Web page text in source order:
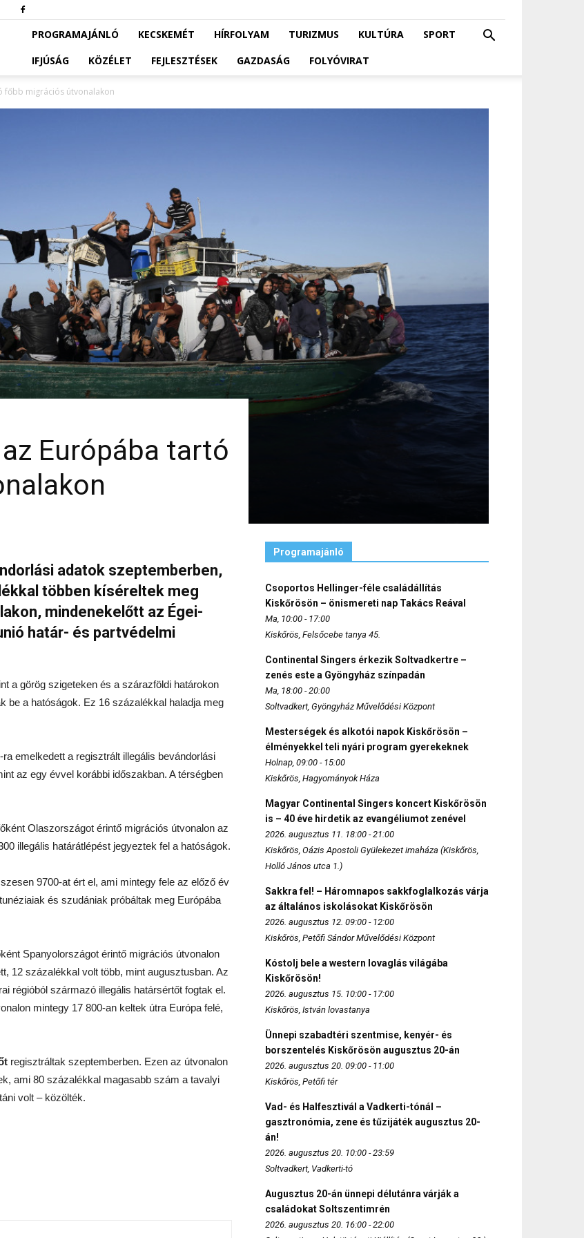
PROGRAMAJÁNLÓ KECSKEMÉT HÍRFOLYAM TURIZMUS KULTÚRA
SPORT
IFJÚSÁG
KÖZÉLET FEJLESZTÉSEK GAZDASÁG FOLYÓVIRAT
főbb migrációs útvonalakon
Európába tartó
adatok szeptemberben,
többen kíséreltek meg
mindenekelőtt az Égei-
határ- és partvédelmi
a görög szigeteken és a szárazföldi határokon
be a hatóságok. Ez 16 százalékkal haladja meg
emelkedett a regisztrált illegális bevándorlási
az egy évvel korábbi időszakban. A térségben
Olaszországot érintő migrációs útvonalon az
illegális határátlépést jegyeztek fel a hatóságok.
9700-at ért el, ami mintegy fele az előző év
és szudániak próbáltak meg Európába
Spanyolországot érintő migrációs útvonalon
12 százalékkal volt több, mint augusztusban. Az
régióból származó illegális határsértőt fogtak el.
mintegy 17 800-an keltek útra Európa felé,
regisztráltak szeptemberben. Ezen az útvonalon
ami 80 százalékkal magasabb szám a tavalyi
volt – közölték.
Programajánló
Csoportos Hellinger-féle családállítás
Kiskőrösön – önismereti nap Takács Reával
Ma, 10:00 - 17:00
Kiskőrös, Felsőcebe tanya 45.
Continental Singers érkezik Soltvadkertre –
zenés este a Gyöngyház színpadán
Ma, 18:00 - 20:00
Soltvadkert, Gyöngyház Művelődési Központ
Mesterségek és alkotói napok Kiskőrösön –
élményekkel teli nyári program gyerekeknek
Holnap, 09:00 - 15:00
Kiskőrös, Hagyományok Háza
Magyar Continental Singers koncert Kiskőrösön
is – 40 éve hirdetik az evangéliumot zenével
2026. augusztus 11. 18:00 - 21:00
Kiskőrös, Oázis Apostoli Gyülekezet imaháza (Kiskőrös,
Holló János utca 1.)
Sakkra fel! – Háromnapos sakkfoglalkozás várja
az általános iskolásokat Kiskőrösön
2026. augusztus 12. 09:00 - 12:00
Kiskőrös, Petőfi Sándor Művelődési Központ
Kóstolj bele a western lovaglás világába
Kiskőrösön!
2026. augusztus 15. 10:00 - 17:00
Kiskőrös, István lovastanya
Ünnepi szabadtéri szentmise, kenyér- és
borszentelés Kiskőrösön augusztus 20-án
2026. augusztus 20. 09:00 - 11:00
Kiskőrös, Petőfi tér
Vad- és Halfesztivál a Vadkerti-tónál –
gasztronómia, zene és tűzijáték augusztus 20-
án!
2026. augusztus 20. 10:00 - 23:59
Soltvadkert, Vadkerti-tó
Augusztus 20-án ünnepi délutánra várják a
családokat Soltszentimrén
2026. augusztus 20. 16:00 - 22:00